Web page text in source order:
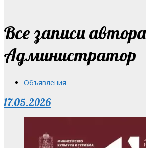
Все записи автора
Администратор
Объявления
17.05.2026